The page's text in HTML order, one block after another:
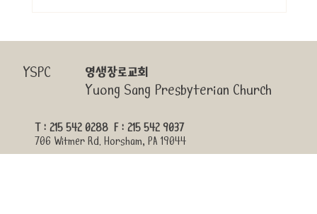
영생장로교회 비전 프레젠테이션
T : 215 542 0288 F : 215 542 9037
706 Witmer Rd. Horsham, PA 19044
영생장로교회
Yuong Sang Presbyterian Church
YSPC